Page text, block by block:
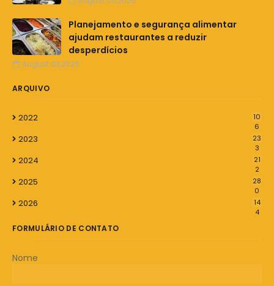
Planejamento e segurança alimentar
ajudam restaurantes a reduzir
desperdícios
August 03,2026
ARQUIVO
2022
10
6
2023
23
3
2024
21
2
2025
28
0
2026
14
4
FORMULÁRIO DE CONTATO
Nome